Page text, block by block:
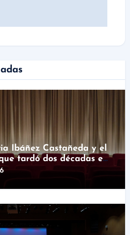
Ibáñez Castañeda y el
tardó dos décadas en